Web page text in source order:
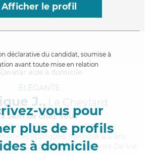
Afficher le profil
déclarative du candidat, soumise à
avant toute mise en relation
vous pour
plus de profils
à domicile
ÉLÉGANTE
J., Le Cheylard
à 5km de chez Vous
et appliquée, Monique a 6 ans
un diplôme d'Assistante De Vie